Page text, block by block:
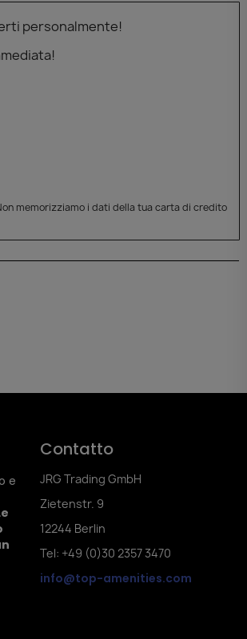
personalmente!
memorizziamo i dati della tua carta di credito
e
Contatto
JRG Trading GmbH
Zietenstr. 9
12244 Berlin
Tel: +49 (0)30 2357 3470
info@top-amenities.com